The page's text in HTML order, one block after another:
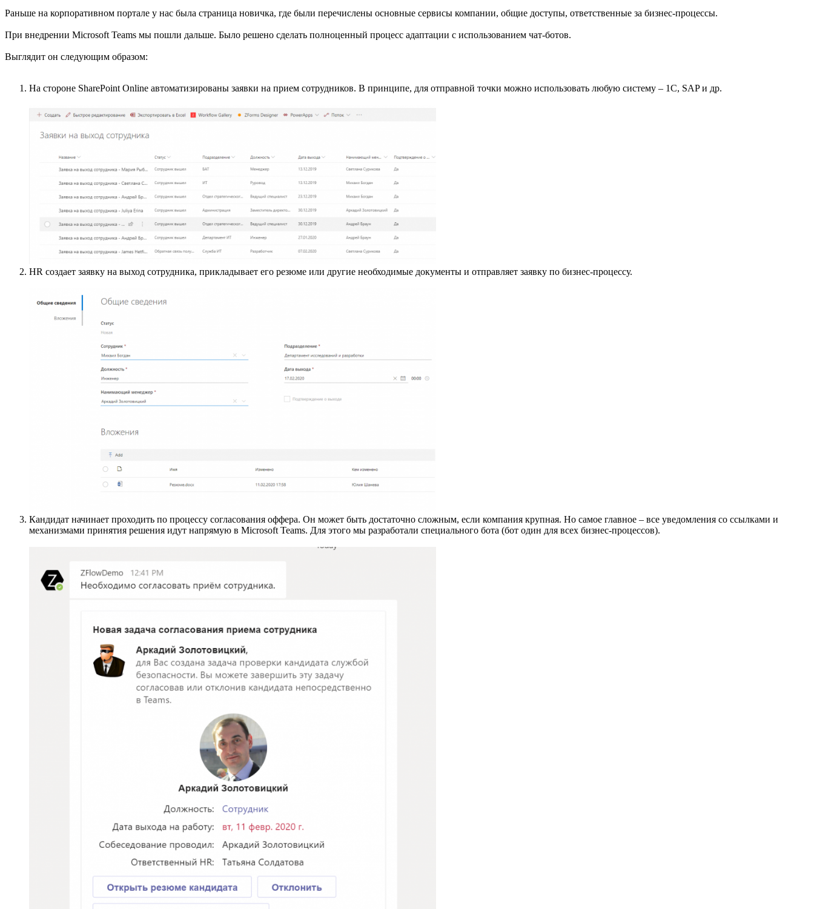
Раньше на корпоративном портале у нас была страница новичка, где были перечислены основные сервисы компании, общие доступы, ответственные за бизнес-процессы.
При внедрении Microsoft Teams мы пошли дальше. Было решено сделать полноценный процесс адаптации с использованием чат-ботов.
Выглядит он следующим образом:
На стороне SharePoint Online автоматизированы заявки на прием сотрудников. В принципе, для отправной точки можно использовать любую систему – 1С, SAP и др.
HR создает заявку на выход сотрудника, прикладывает его резюме или другие необходимые документы и отправляет заявку по бизнес-процессу.
Кандидат начинает проходить по процессу согласования оффера. Он может быть достаточно сложным, если компания крупная. Но самое главное – все уведомления со ссылками и
механизмами принятия решения идут напрямую в Microsoft Teams. Для этого мы разработали специального бота (бот один для всех бизнес-процессов).